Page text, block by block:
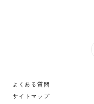
よくある質問
サイトマップ